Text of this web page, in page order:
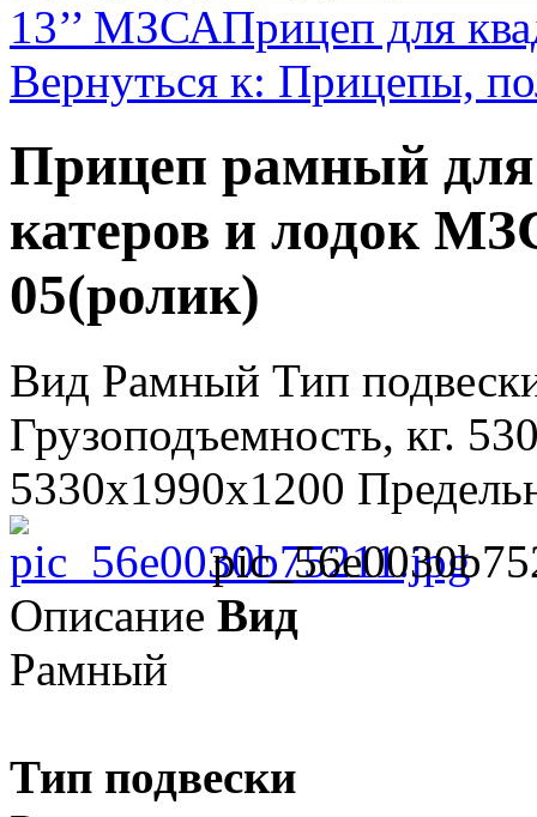
13’’ МЗСАПрицеп для
Вернуться к: Прицепы,
Прицеп рамный для
катеров и лодок
05(ролик)
Вид Рамный Тип
Грузоподъемность, кг.
5330x1990x1200
Описание Вид
Рамный
Тип подвески